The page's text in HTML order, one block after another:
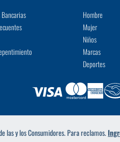
Hombre
Mujer
Niños
Marcas
Deportes
las y los Consumidores. Para reclamos.